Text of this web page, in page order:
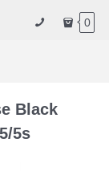
0
Black
5s